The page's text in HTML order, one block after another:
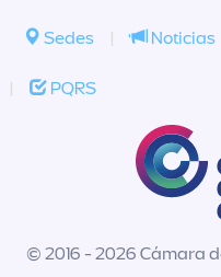
Sedes | Noticias
| PQRS
© 2016 - 2026 Cámara